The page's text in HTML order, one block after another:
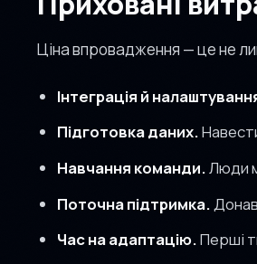
Ціна впровадження — це не
Інтеграція й
Підготовка даних.
Навчання команди.Люди
Поточна підтримка.
Час на адаптацію.Перші